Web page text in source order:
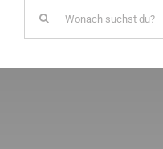
Search
for:
BOTSCHAFTER WERDEN!